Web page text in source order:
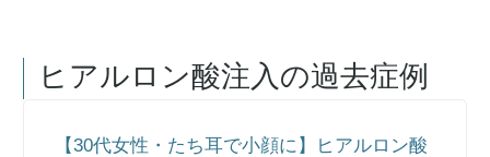
ヒアルロン酸注入の過去症例
【30代女性・たち耳で小顔に】ヒアルロン酸